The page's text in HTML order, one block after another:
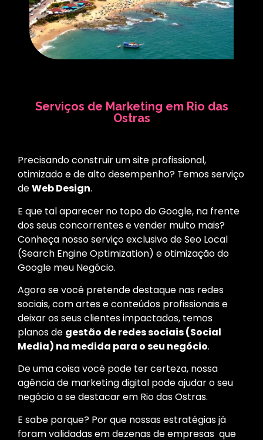
Serviços de Marketing em Rio das
Ostras
Precisando construir um site profissional,
otimizado e de alto desempenho? Temos serviço
deWeb Design.
E que tal aparecer no topo do Google, na frente
dos seus concorrentes e vender muito mais?
Conheça nosso serviço exclusivo de Seo Local
(Search Engine Optimization) e otimização do
Google meu Negócio.
Agora se você pretende destaque nas redes
sociais, com artes e conteúdos profissionais e
deixar os seus clientes impactados, temos
planos de gestão de redes sociais (Social
Media) na medida para o seu negócio.
De uma coisa você pode ter certeza, nossa
agência de marketing digital pode ajudar o seu
negócio a se destacar em Rio das Ostras.
E sabe porque? Por que nossas estratégias já
foram validadas em dezenas de empresas que